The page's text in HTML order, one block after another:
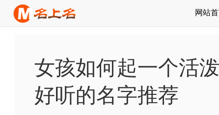
网站
女孩如何起一个活
好听的名字推荐